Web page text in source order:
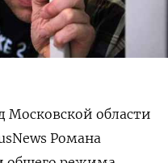
Московской области
Романа